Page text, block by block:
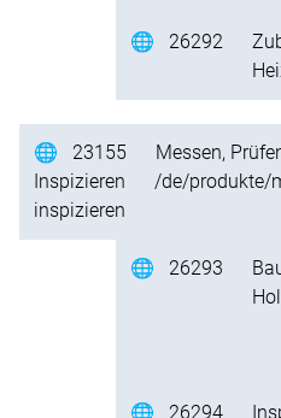
🌐 26292
🌐 23155
Messen,
Inspizieren
/de/produkte/
inspizieren
🌐 26293
🌐 26294